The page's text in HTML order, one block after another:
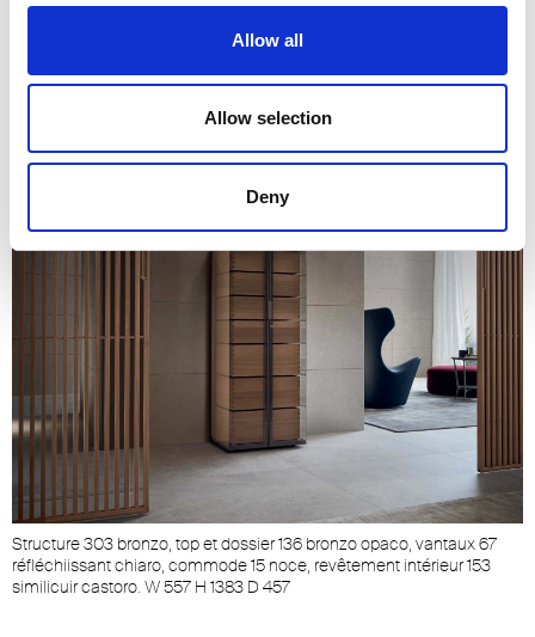
Allow all
Allow selection
Deny
Structure 303 bronzo, top et dossier 136 bronzo opaco, vantaux 67
réfléchiissant chiaro, commode 15 noce, revêtement intérieur 153
similicuir castoro. W 557 H 1383 D 457